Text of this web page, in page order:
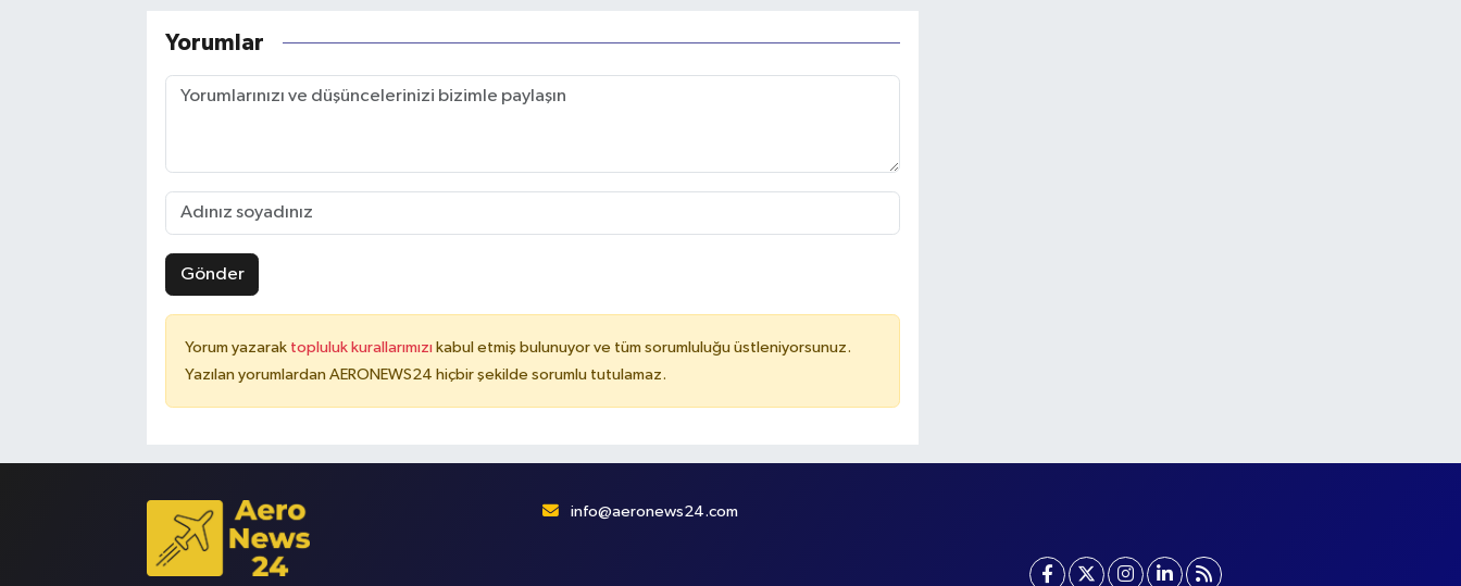
Yorumlar
Gönder
Yorum yazarak topluluk kurallarımızı kabul etmiş bulunuyor ve tüm sorumluluğu üstleniyorsunuz.
Yazılan yorumlardan AERONEWS24 hiçbir şekilde sorumlu tutulamaz.
info@aeronews24.com